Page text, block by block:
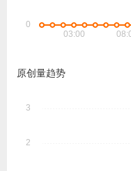
原创量趋势